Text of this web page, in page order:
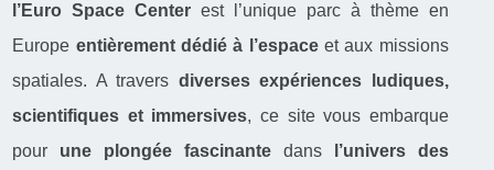
l’Euro Space Center est l’unique parc à thème en
Europe entièrement dédié à l’espaceet aux missions
spatiales. A travers diverses expériences ludiques,
scientifiques et immersives, ce site vous embarque
pour une plongée fascinante dans
l’univers des